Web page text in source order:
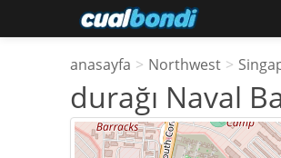
anasayfa > Northwest >
durağı Naval